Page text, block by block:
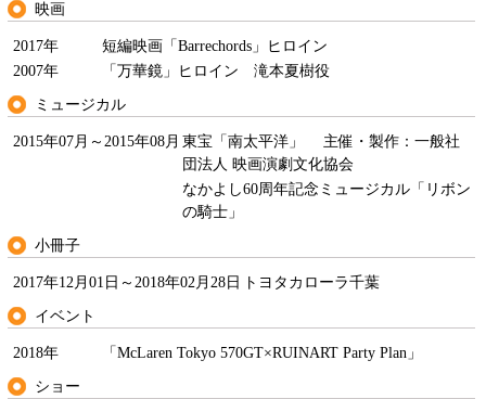
映画
2017年
短編映画「Barrechords」ヒロイン
2007年
「万華鏡」ヒロイン 滝本夏樹役
ミュージカル
2015年07月～2015年08月 東宝「南太平洋」 主催・製作：一般社
団法人 映画演劇文化協会
なかよし60周年記念ミュージカル「リボン
の騎士」
小冊子
2017年12月01日～2018年02月28日 トヨタカローラ千葉
イベント
2018年 「McLaren Tokyo 570GT×RUINART Party Plan」
ショー